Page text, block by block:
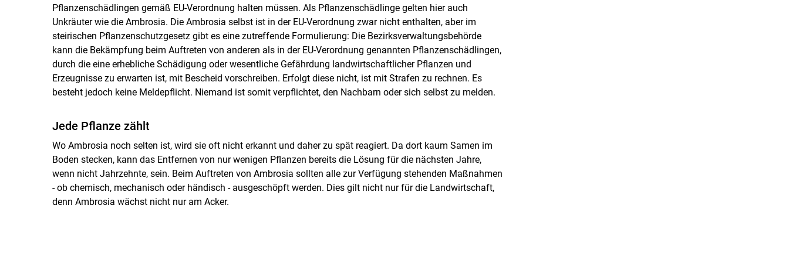
Pflanzenschädlingen gemäß EU-Verordnung halten müssen. Als Pflanzenschädlinge gelten hier auch
Unkräuter wie die Ambrosia. Die Ambrosia selbst ist in der EU-Verordnung zwar nicht enthalten, aber im
steirischen Pflanzenschutzgesetz gibt es eine zutreffende Formulierung: Die Bezirksverwaltungsbehörde
kann die Bekämpfung beim Auftreten von anderen als in der EU-Verordnung genannten Pflanzenschädlingen,
durch die eine erhebliche Schädigung oder wesentliche Gefährdung landwirtschaftlicher Pflanzen und
Erzeugnisse zu erwarten ist, mit Bescheid vorschreiben. Erfolgt diese nicht, ist mit Strafen zu rechnen. Es
besteht jedoch keine Meldepflicht. Niemand ist somit verpflichtet, den Nachbarn oder sich selbst zu melden.
Jede Pflanze zählt
Wo Ambrosia noch selten ist, wird sie oft nicht erkannt und daher zu spät reagiert. Da dort kaum Samen im
Boden stecken, kann das Entfernen von nur wenigen Pflanzen bereits die Lösung für die nächsten Jahre,
wenn nicht Jahrzehnte, sein. Beim Auftreten von Ambrosia sollten alle zur Verfügung stehenden Maßnahmen
- ob chemisch, mechanisch oder händisch - ausgeschöpft werden. Dies gilt nicht nur für die Landwirtschaft,
denn Ambrosia wächst nicht nur am Acker.